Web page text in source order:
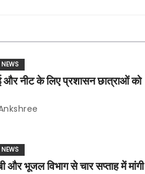
NEWS
और नीट के लिए प्रशासन छात्राओं को
NEWS
और भूजल विभाग से चार सप्ताह में मांगी